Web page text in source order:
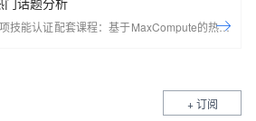
技能认证配套课程：基于MaxCompute的热门
+ 订阅